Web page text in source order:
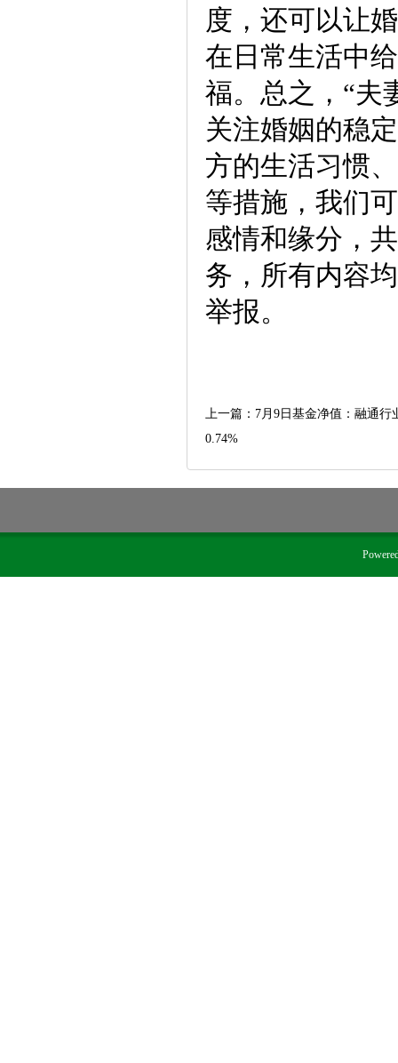
度，还可以让
在日常生活中
福。总之，“夫
关注婚姻的稳
方的生活习惯
等措施，我们
感情和缘分，
务，所有内容
举报。
上一篇： 7月9日基金净值：融通行
0.74%